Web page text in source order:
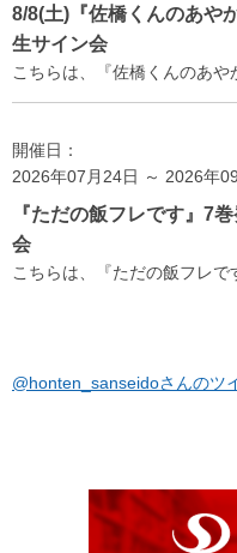
8/8(土)『佐橋くんのあや
生サイン会
こちらは、『佐橋くんのあや
開催日：
2026年07月24日 ～ 2026年
『ただの飯フレです』7
会
こちらは、『ただの飯フレで
@honten_sanseidoさんのツ